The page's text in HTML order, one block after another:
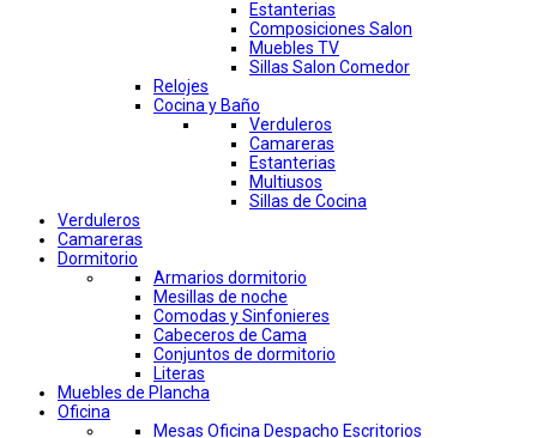
Estanterias
Composiciones Salon
Muebles TV
Sillas Salon Comedor
Relojes
Cocina y Baño
Verduleros
Camareras
Estanterias
Multiusos
Sillas de Cocina
Verduleros
Camareras
Dormitorio
Armarios dormitorio
Mesillas de noche
Comodas y Sinfonieres
Cabeceros de Cama
Conjuntos de dormitorio
Literas
Muebles de Plancha
Oficina
Mesas Oficina Despacho Escritorios